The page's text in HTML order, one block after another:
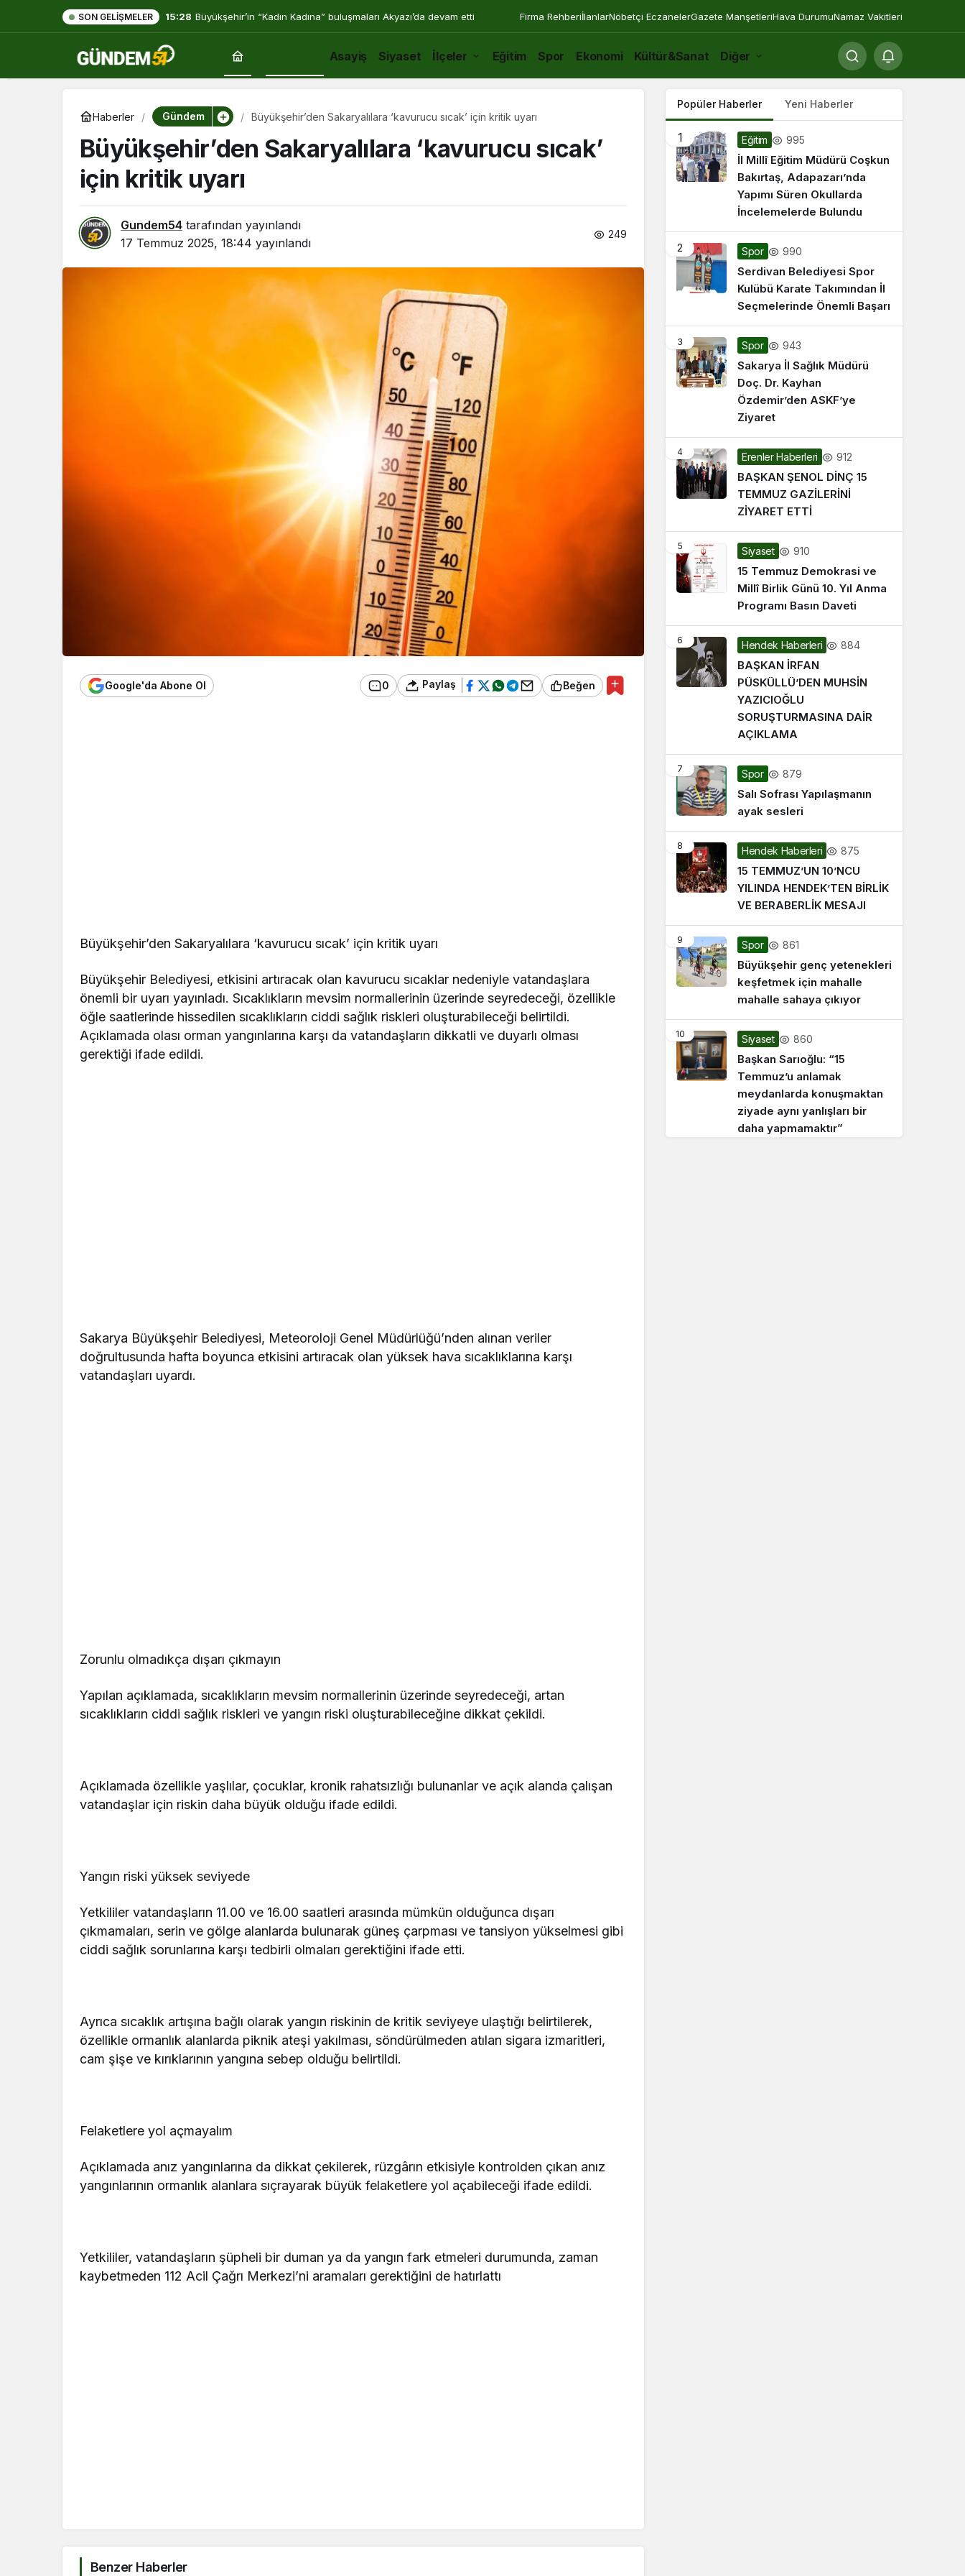
SON GELIŞMELER 15:28 Büyükşehir’in “Kadın Kadına” buluşmaları Akyazı’da devam etti Firma RehberiİlanlarNöbetçi EczanelerGazete ManşetleriHava DurumuNamaz Vakitleri
Asayiş Siyaset İlçeler Eğitim Spor Ekonomi Kültür&Sanat Diğer
Haberler Gündem Büyükşehir’den Sakaryalılara ‘kavurucu sıcak’ için kritik uyarı
Büyükşehir’den Sakaryalılara ‘kavurucu sıcak’
için kritik uyarı
Gundem54 tarafından yayınlandı
17 Temmuz 2025, 18:44 yayınlandı
249
Google'da Abone Ol 0 Paylaş Beğen
Büyükşehir’den Sakaryalılara ‘kavurucu sıcak’ için kritik uyarı
Büyükşehir Belediyesi, etkisini artıracak olan kavurucu sıcaklar nedeniyle vatandaşlara
önemli bir uyarı yayınladı. Sıcaklıkların mevsim normallerinin üzerinde seyredeceği, özellikle
öğle saatlerinde hissedilen sıcaklıkların ciddi sağlık riskleri oluşturabileceği belirtildi.
Açıklamada olası orman yangınlarına karşı da vatandaşların dikkatli ve duyarlı olması
gerektiği ifade edildi.
Sakarya Büyükşehir Belediyesi, Meteoroloji Genel Müdürlüğü’nden alınan veriler
doğrultusunda hafta boyunca etkisini artıracak olan yüksek hava sıcaklıklarına karşı
vatandaşları uyardı.
Zorunlu olmadıkça dışarı çıkmayın
Yapılan açıklamada, sıcaklıkların mevsim normallerinin üzerinde seyredeceği, artan
sıcaklıkların ciddi sağlık riskleri ve yangın riski oluşturabileceğine dikkat çekildi.
Açıklamada özellikle yaşlılar, çocuklar, kronik rahatsızlığı bulunanlar ve açık alanda çalışan
vatandaşlar için riskin daha büyük olduğu ifade edildi.
Yangın riski yüksek seviyede
Yetkililer vatandaşların 11.00 ve 16.00 saatleri arasında mümkün olduğunca dışarı
çıkmamaları, serin ve gölge alanlarda bulunarak güneş çarpması ve tansiyon yükselmesi gibi
ciddi sağlık sorunlarına karşı tedbirli olmaları gerektiğini ifade etti.
Ayrıca sıcaklık artışına bağlı olarak yangın riskinin de kritik seviyeye ulaştığı belirtilerek,
özellikle ormanlık alanlarda piknik ateşi yakılması, söndürülmeden atılan sigara izmaritleri,
cam şişe ve kırıklarının yangına sebep olduğu belirtildi.
Felaketlere yol açmayalım
Açıklamada anız yangınlarına da dikkat çekilerek, rüzgârın etkisiyle kontrolden çıkan anız
yangınlarının ormanlık alanlara sıçrayarak büyük felaketlere yol açabileceği ifade edildi.
Yetkililer, vatandaşların şüpheli bir duman ya da yangın fark etmeleri durumunda, zaman
kaybetmeden 112 Acil Çağrı Merkezi’ni aramaları gerektiğini de hatırlattı
Benzer Haberler
Popüler Haberler Yeni Haberler
1 Eğitim 995
İl Millî Eğitim Müdürü Coşkun
Bakırtaş, Adapazarı’nda
Yapımı Süren Okullarda
İncelemelerde Bulundu
2 Spor 990
Serdivan Belediyesi Spor
Kulübü Karate Takımından İl
Seçmelerinde Önemli Başarı
3 Spor 943
Sakarya İl Sağlık Müdürü
Doç. Dr. Kayhan
Özdemir’den ASKF’ye
Ziyaret
4 Erenler Haberleri 912
BAŞKAN ŞENOL DİNÇ 15
TEMMUZ GAZİLERİNİ
ZİYARET ETTİ
5 Siyaset 910
15 Temmuz Demokrasi ve
Millî Birlik Günü 10. Yıl Anma
Programı Basın Daveti
6 Hendek Haberleri 884
BAŞKAN İRFAN
PÜSKÜLLÜ’DEN MUHSİN
YAZICIOĞLU
SORUŞTURMASINA DAİR
AÇIKLAMA
7 Spor 879
Salı Sofrası Yapılaşmanın
ayak sesleri
8 Hendek Haberleri 875
15 TEMMUZ’UN 10’NCU
YILINDA HENDEK’TEN BİRLİK
VE BERABERLİK MESAJI
9 Spor 861
Büyükşehir genç yetenekleri
keşfetmek için mahalle
mahalle sahaya çıkıyor
10 Siyaset 860
Başkan Sarıoğlu: “15
Temmuz’u anlamak
meydanlarda konuşmaktan
ziyade aynı yanlışları bir
daha yapmamaktır”